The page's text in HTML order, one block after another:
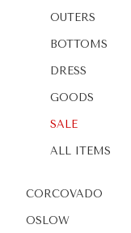
OUTERS
BOTTOMS
DRESS
GOODS
SALE
ALL ITEMS
CORCOVADO
OSLOW